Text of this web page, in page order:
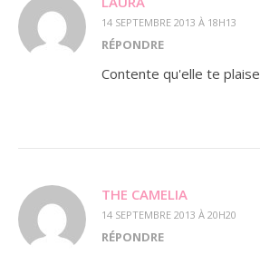
14 SEPTEMBRE 2013 À 18H13
RÉPONDRE
Contente qu'elle te plaise
THE CAMELIA
14 SEPTEMBRE 2013 À 20H20
RÉPONDRE